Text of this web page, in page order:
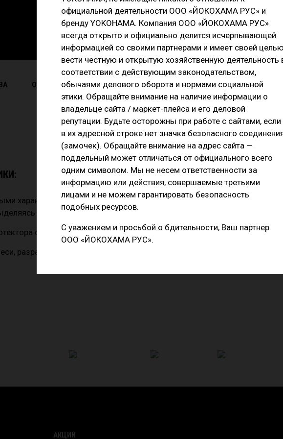
ОСНОВНЫЕ ХАРАКТЕРИСТИКИ ДОСТУПНЫЕ ТИПОРАЗМЕРЫ
характеристиками. Обеспечивает невероятный уровень сцепления с
на трассе.
с усиленными плечевыми зонами
разработанный специально для A052
АКЦИИ
официальной деятельности ООО «ЙОКОХАМА РУС» и
бренду YOKOHAMA. Компания ООО «ЙОКОХАМА РУС»
всегда открыто и официально делится исчерпывающей
информацией со своими партнерами и имеет своей целью
вести честную и открытую хозяйственную деятельность
соответствии с действующим законодательством,
обычаями делового оборота и нормами социальной
этики. Обращайте внимание на наличие информации о
владельце сайта / маркет-плейса и его деловой
репутации. Будьте осторожны при работе с сайтами, если
в их адресной строке нет значка безопасного
(замочек). Обращайте внимание на адрес сайта —
поддельный может отличаться от официального всего
одним символом. Мы не несем ответственности за
информацию или действия, совершаемые третьими
лицами и не можем гарантировать безопасность
подобных ресурсов.
С уважением и просьбой о бдительности, Ваш партнер
ООО «ЙОКОХАМА РУС».